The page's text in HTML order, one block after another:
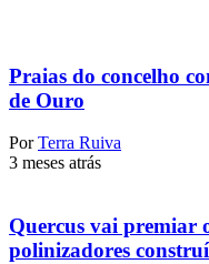
Praias do concelho
de Ouro
Por Terra Ruiva
3 meses atrás
Quercus vai premiar
polinizadores